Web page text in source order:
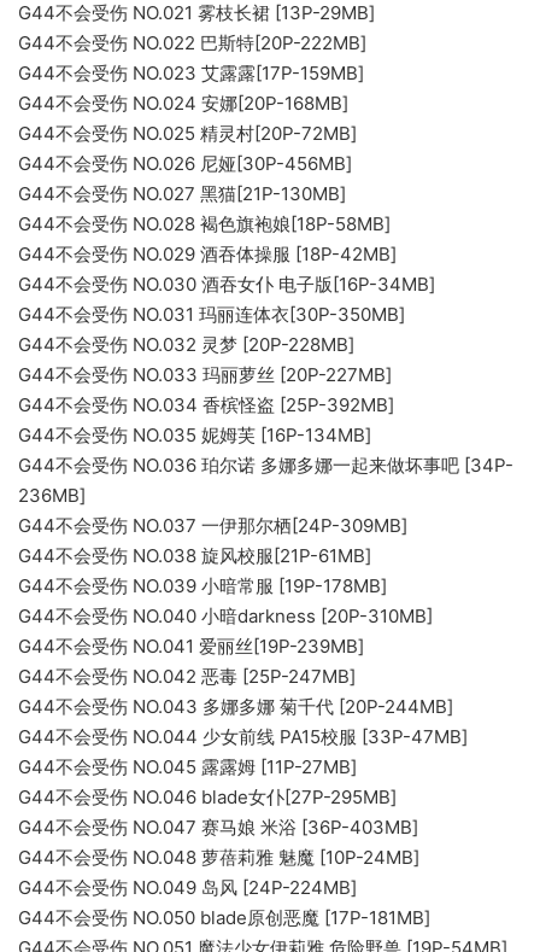
G44不会受伤 NO.021 雾枝长裙 [13P-29MB]
G44不会受伤 NO.022 巴斯特[20P-222MB]
G44不会受伤 NO.023 艾露露[17P-159MB]
G44不会受伤 NO.024 安娜[20P-168MB]
G44不会受伤 NO.025 精灵村[20P-72MB]
G44不会受伤 NO.026 尼娅[30P-456MB]
G44不会受伤 NO.027 黑猫[21P-130MB]
G44不会受伤 NO.028 褐色旗袍娘[18P-58MB]
G44不会受伤 NO.029 酒吞体操服 [18P-42MB]
G44不会受伤 NO.030 酒吞女仆 电子版[16P-34MB]
G44不会受伤 NO.031 玛丽连体衣[30P-350MB]
G44不会受伤 NO.032 灵梦 [20P-228MB]
G44不会受伤 NO.033 玛丽萝丝 [20P-227MB]
G44不会受伤 NO.034 香槟怪盗 [25P-392MB]
G44不会受伤 NO.035 妮姆芙 [16P-134MB]
G44不会受伤 NO.036 珀尔诺 多娜多娜一起来做坏事吧 [34P-
236MB]
G44不会受伤 NO.037 一伊那尔栖[24P-309MB]
G44不会受伤 NO.038 旋风校服[21P-61MB]
G44不会受伤 NO.039 小暗常服 [19P-178MB]
G44不会受伤 NO.040 小暗darkness [20P-310MB]
G44不会受伤 NO.041 爱丽丝[19P-239MB]
G44不会受伤 NO.042 恶毒 [25P-247MB]
G44不会受伤 NO.043 多娜多娜 菊千代 [20P-244MB]
G44不会受伤 NO.044 少女前线 PA15校服 [33P-47MB]
G44不会受伤 NO.045 露露姆 [11P-27MB]
G44不会受伤 NO.046 blade女仆[27P-295MB]
G44不会受伤 NO.047 赛马娘 米浴 [36P-403MB]
G44不会受伤 NO.048 萝蓓莉雅 魅魔 [10P-24MB]
G44不会受伤 NO.049 岛风 [24P-224MB]
G44不会受伤 NO.050 blade原创恶魔 [17P-181MB]